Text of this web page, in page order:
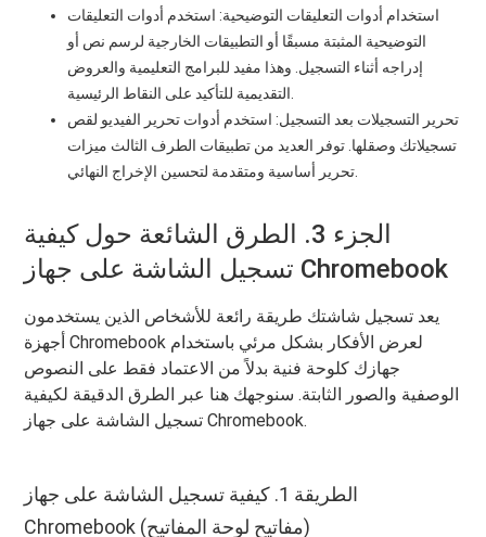
استخدام أدوات التعليقات التوضيحية: استخدم أدوات التعليقات
التوضيحية المثبتة مسبقًا أو التطبيقات الخارجية لرسم نص أو
إدراجه أثناء التسجيل. وهذا مفيد للبرامج التعليمية والعروض
التقديمية للتأكيد على النقاط الرئيسية.
تحرير التسجيلات بعد التسجيل: استخدم أدوات تحرير الفيديو لقص
تسجيلاتك وصقلها. توفر العديد من تطبيقات الطرف الثالث ميزات
تحرير أساسية ومتقدمة لتحسين الإخراج النهائي.
الجزء 3. الطرق الشائعة حول كيفية
تسجيل الشاشة على جهاز Chromebook
يعد تسجيل شاشتك طريقة رائعة للأشخاص الذين يستخدمون
أجهزة Chromebook لعرض الأفكار بشكل مرئي باستخدام
جهازك كلوحة فنية بدلاً من الاعتماد فقط على النصوص
الوصفية والصور الثابتة. سنوجهك هنا عبر الطرق الدقيقة لكيفية
تسجيل الشاشة على جهاز Chromebook.
الطريقة 1. كيفية تسجيل الشاشة على جهاز
Chromebook (مفاتيح لوحة المفاتيح)